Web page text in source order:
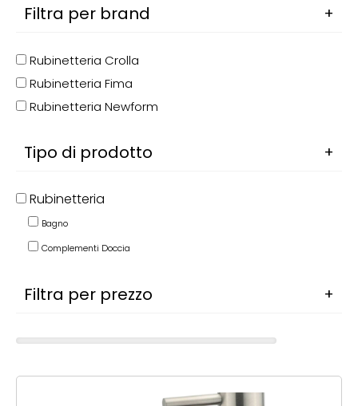
Filtra per brand
Rubinetteria Crolla
Rubinetteria Fima
Rubinetteria Newform
Tipo di prodotto
Rubinetteria
Bagno
Complementi Doccia
Filtra per prezzo